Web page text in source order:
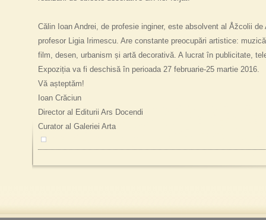
Călin Ioan Andrei, de profesie inginer, este absolvent al Åžcolii de
profesor Ligia Irimescu. Are constante preocupări artistice:
film, desen, urbanism și artă decorativă. A lucrat în publicitate,
Expoziția va fi deschisă în perioada 27 februarie-25 martie 2016.
Vă așteptăm!
Ioan Crăciun
Director al Editurii Ars Docendi
Curator al Galeriei Arta